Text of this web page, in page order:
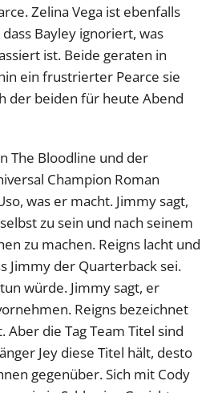
Zelina Vega ist ebenfalls
Bayley ignoriert, was
ist. Beide geraten in
ein frustrierter Pearce sie
der beiden für heute Abend
The Bloodline und der
Champion Roman
was er macht. Jimmy sagt,
zu sein und nach seinem
zu machen. Reigns lacht und
Jimmy der Quarterback sei.
würde. Jimmy sagt, er
Reigns bezeichnet
Aber die Tag Team Titel sind
Jey diese Titel hält, desto
gegenüber. Sich mit Cody